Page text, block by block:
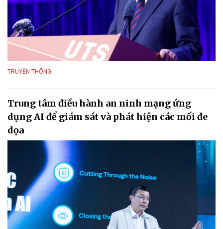
TRUYỀN THÔNG
Trung tâm điều hành an ninh mạng ứng
dụng AI để giám sát và phát hiện các mối đe
dọa